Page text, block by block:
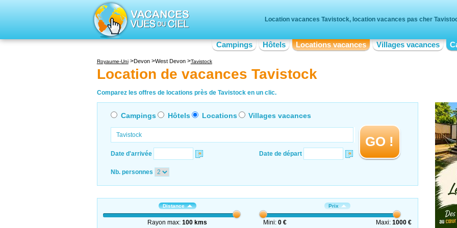
Location vacances Tavistock, location vacances pas cher
Campings Hôtels Locations vacances Villages vacances
Royaume-Uni Devon West Devon Tavistock
Location de vacances Tavistock
Comparez les offres de locations près de Tavistock en un clic.
Campings Hôtels Locations Villages vacances
Date d'arrivée Date de départ
GO !
Nb. personnes
Distance
Rayon max:100 kms
Prix
Mini: 0 € Maxi:1000 €